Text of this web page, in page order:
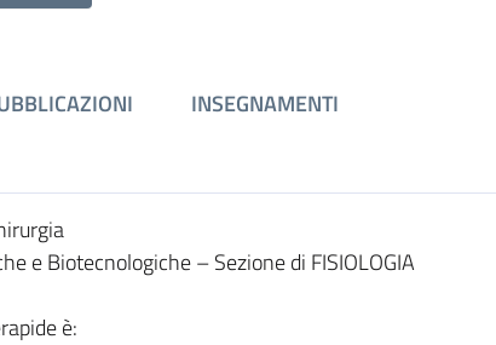
INSEGNAMENTI
e Biotecnologiche – Sezione di FISIOLOGIA
è: